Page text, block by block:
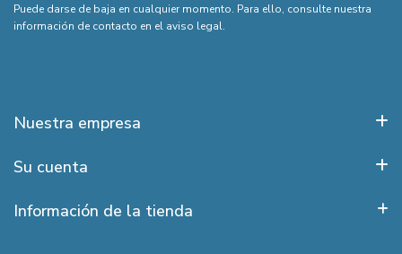
Puede darse de baja en cualquier momento. Para ello, consulte nuestra
información de contacto en el aviso legal.
Nuestra empresa
Su cuenta
Información de la tienda